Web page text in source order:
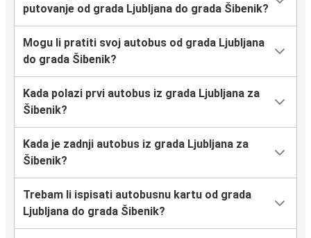
putovanje od grada Ljubljana do grada Šibenik?
Mogu li pratiti svoj autobus od grada Ljubljana
do grada Šibenik?
Kada polazi prvi autobus iz grada Ljubljana za
Šibenik?
Kada je zadnji autobus iz grada Ljubljana za
Šibenik?
Trebam li ispisati autobusnu kartu od grada
Ljubljana do grada Šibenik?